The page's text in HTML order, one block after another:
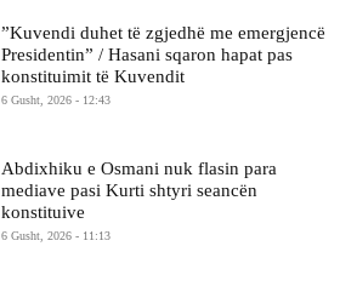
​”Kuvendi duhet të zgjedhë me emergjencë
Presidentin” / Hasani sqaron hapat pas
konstituimit të Kuvendit
6 Gusht, 2026 - 12:43
Abdixhiku e Osmani nuk flasin para
mediave pasi Kurti shtyri seancën
konstituive
6 Gusht, 2026 - 11:13